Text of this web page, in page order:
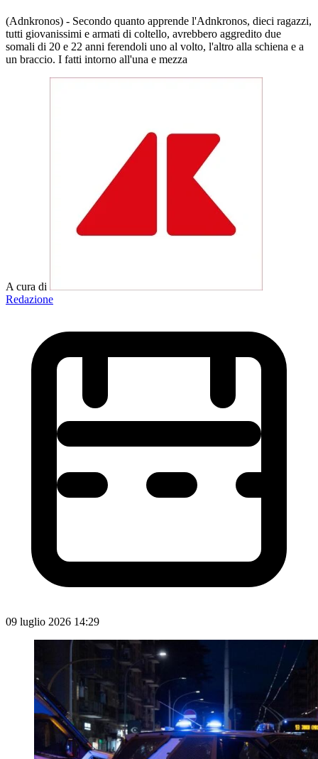
(Adnkronos) - Secondo quanto apprende l'Adnkronos, dieci ragazzi,
tutti giovanissimi e armati di coltello, avrebbero aggredito due
somali di 20 e 22 anni ferendoli uno al volto, l'altro alla schiena e a
un braccio. I fatti intorno all'una e mezza
A cura di
Redazione
09 luglio 2026 14:29